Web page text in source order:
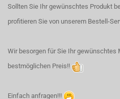
Sollten Sie Ihr gewünschtes Produkt
profitieren Sie von unserem Bestell-
Wir besorgen für Sie Ihr gewünschtes
bestmöglichen Preis!!
Einfach anfragen!!!